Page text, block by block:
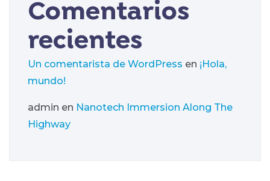
Comentarios
recientes
Un comentarista de WordPress en ¡Hola,
mundo!
admin en Nanotech Immersion Along The
Highway